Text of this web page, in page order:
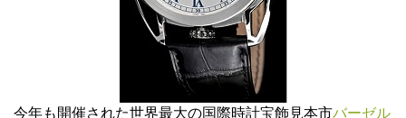
今年も開催された世界最大の国際時計宝飾見本市バーゼル